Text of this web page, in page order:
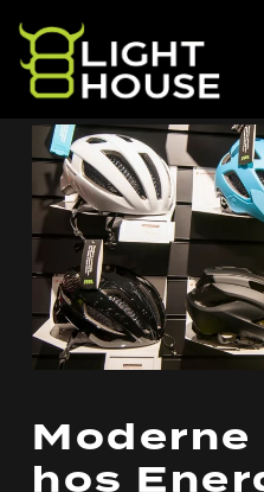
Skip to main content